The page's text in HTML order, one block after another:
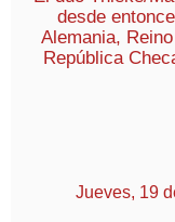
desde
Alemania,
República
Jueves, 19